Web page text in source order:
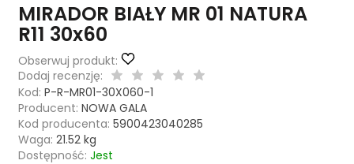
MIRADOR BIAŁY MR 01 NATURA
R11 30x60
Obserwuj produkt:
Dodaj recenzję:
Kod: P-R-MR01-30X060-1
Producent: NOWA GALA
Kod producenta: 5900423040285
Waga: 21.52kg
Dostępność: Jest